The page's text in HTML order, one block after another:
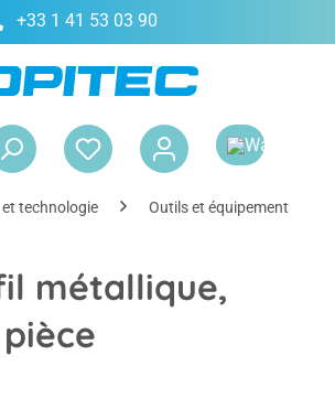
+33 1 41 53 03 90
technologie Outils et équipement
métallique,